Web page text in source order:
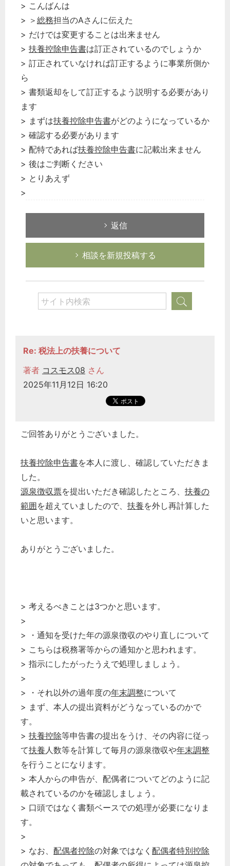
> こんばんは
> ＞ 総務担当のAさんに伝えた
> だけでは変更することは出来ません
> 扶養控除申告書は訂正されているのでしょうか
> 訂正されていなければ訂正するように事業所側か
ら
> 書類返却をして訂正するよう説明する必要があり
ます
> まずは扶養控除申告書がどのようになっているか
> 確認する必要があります
> 配特であれば扶養控除申告書に記載出来ません
> 後はご判断ください
> とりあえず
>
返信
相談を新規投稿する
Re: 税法上の扶養について
著者 コスモス08 さん
2025年11月12日 16:20
ご回答ありがとうございました。
扶養控除申告書を本人に渡し、確認していただきま
した。
源泉徴収票を提出いただき確認したところ、 扶養の
範囲を超えていましたので、 扶養を外し再計算した
いと思います。
ありがとうございました。
> 考えるべきことは3つかと思います。
>
> ・通知を受けた年の源泉徴収のやり直しについて
> こちらは税務署等からの通知かと思われます。
> 指示にしたがったうえで処理しましょう。
>
> ・それ以外の過年度の年末調整について
> まず、本人の提出資料がどうなっているのかで
す。
> 扶養控除等申告書の提出をうけ、その内容に従っ
て扶養人数等を計算して毎月の源泉徴収や年末調整
を行うことになります。
> 本人からの申告が、配偶者についてどのように記
載されているのかを確認しましょう。
> 口頭ではなく書類ベースでの処理が必要になりま
す。
>
> なお、 配偶者控除の対象ではなく 配偶者特別控除